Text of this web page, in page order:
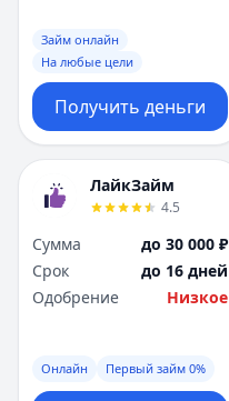
Займ онлайн
На любые цели
Получить деньги
ЛайкЗайм
4.5
Сумма
до 30 000 ₽
Срок
до 16 дней
Одобрение
Низкое
Онлайн Первый займ 0%